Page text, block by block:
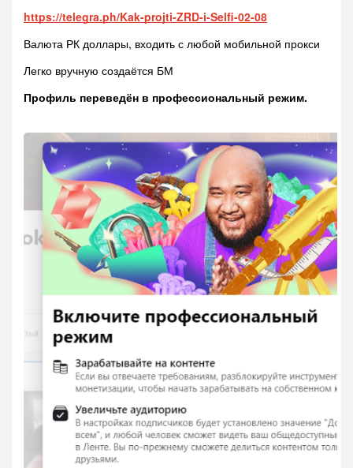
https://telegra.ph/Kak-projti-ZRD-i-Selfi-02-08
Валюта РК доллары, входить с любой мобильной прокси
Легко вручную создаётся БМ
Профиль переведён в профессиональный режим.